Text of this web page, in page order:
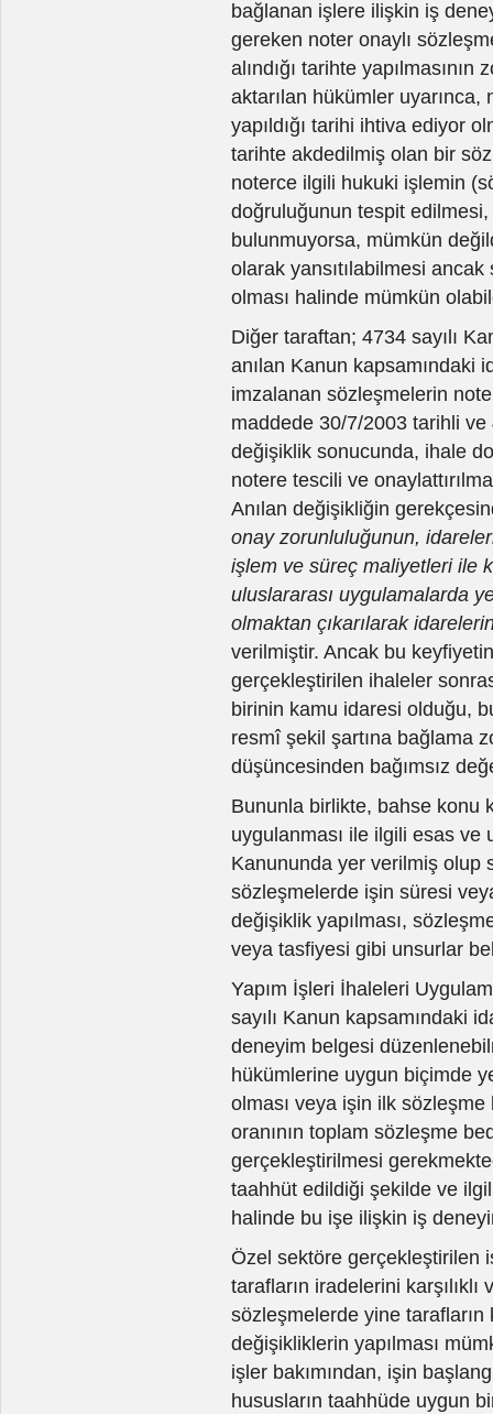
bağlanan işlere ilişkin iş
gereken noter onaylı
alındığı tarihte
aktarılan hükümler
yapıldığı tarihi ihtiva ediyor
tarihte akdedilmiş olan bir
noterce ilgili hukuki işlemin
doğruluğunun tespit
bulunmuyorsa, mümkün
olarak yansıtılabilmesi
olması halinde mümkün
Diğer taraftan; 4734 sayılı
anılan Kanun kapsamındaki
imzalanan sözleşmelerin
maddede 30/7/2003 tarihli ve
değişiklik sonucunda, ihale
notere tescili ve
Anılan değişikliğin
onay zorunluluğunun,
işlem ve süreç maliyetleri ile
uluslararası uygulamalarda
olmaktan çıkarılarak
verilmiştir. Ancak bu
gerçekleştirilen ihaleler
birinin kamu idaresi olduğu,
resmî şekil şartına bağlama
düşüncesinden bağımsız
Bununla birlikte, bahse konu
uygulanması ile ilgili esas ve
Kanununda yer verilmiş olup
sözleşmelerde işin süresi
değişiklik yapılması,
veya tasfiyesi gibi unsurlar
Yapım İşleri İhaleleri
sayılı Kanun kapsamındaki
deneyim belgesi
hükümlerine uygun biçimde
olması veya işin ilk
oranının toplam sözleşme
gerçekleştirilmesi
taahhüt edildiği şekilde ve
halinde bu işe ilişkin iş
Özel sektöre gerçekleştirilen
tarafların iradelerini
sözleşmelerde yine tarafların
değişikliklerin yapılması
işler bakımından, işin
hususların taahhüde uygun